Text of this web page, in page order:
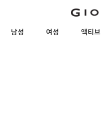
남성 여성 액티브